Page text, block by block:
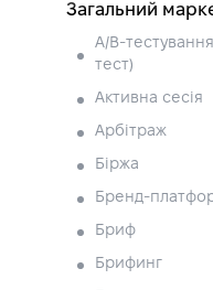
Загальний
A/B-
тест)
Активна сесія
Арбітраж
Біржа
Бренд-
Бриф
Брифинг